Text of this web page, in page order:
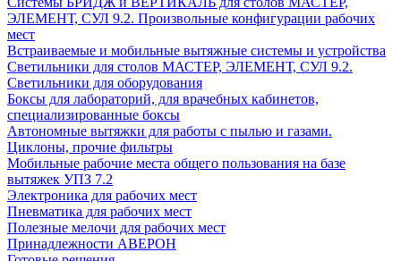
ЭЛЕМЕНТ, СУЛ 9.2. Произвольные конфигурации рабочих
мест
Встраиваемые и мобильные вытяжные системы и устройства
Светильники для столов МАСТЕР, ЭЛЕМЕНТ, СУЛ 9.2.
Светильники для оборудования
Боксы для лабораторий, для врачебных кабинетов,
специализированные боксы
Автономные вытяжки для работы с пылью и газами.
Циклоны, прочие фильтры
Мобильные рабочие места общего пользования на базе
вытяжек УПЗ 7.2
Электроника для рабочих мест
Пневматика для рабочих мест
Полезные мелочи для рабочих мест
Принадлежности АВЕРОН